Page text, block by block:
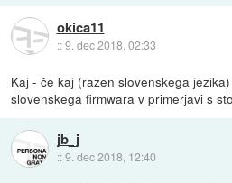
okica11
::9. dec 2018, 02:33
Kaj - če kaj (razen slovenskega
slovenskega firmwara v primerjavi s
jb_j
::9. dec 2018, 12:40